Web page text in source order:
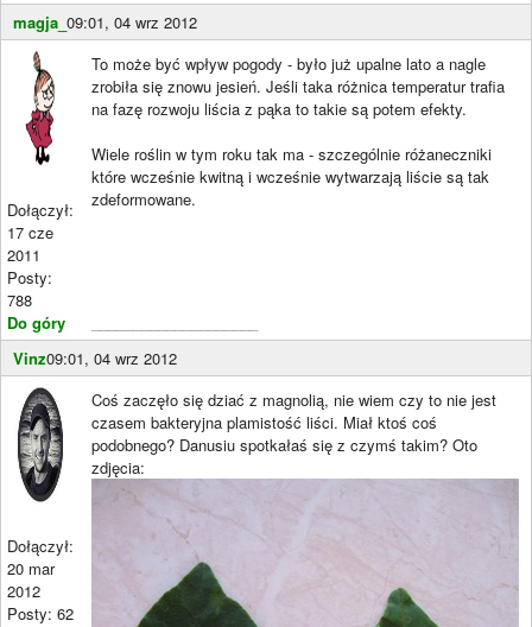
magja_ 09:01, 04 wrz 2012
Dołączył:
17 cze
2011
Posty:
788
Do góry
To może być wpływ pogody - było już upalne lato a nagle
zrobiła się znowu jesień. Jeśli taka różnica temperatur trafia
na fazę rozwoju liścia z pąka to takie są potem efekty.
Wiele roślin w tym roku tak ma - szczególnie różaneczniki
które wcześnie kwitną i wcześnie wytwarzają liście są tak
zdeformowane.
Vinz09:01, 04 wrz 2012
Dołączył:
20 mar
2012
Posty: 62
Coś zaczęło się dziać z magnolią, nie wiem czy to nie jest
czasem bakteryjna plamistość liści. Miał ktoś coś
podobnego? Danusiu spotkałaś się z czymś takim? Oto
zdjęcia: